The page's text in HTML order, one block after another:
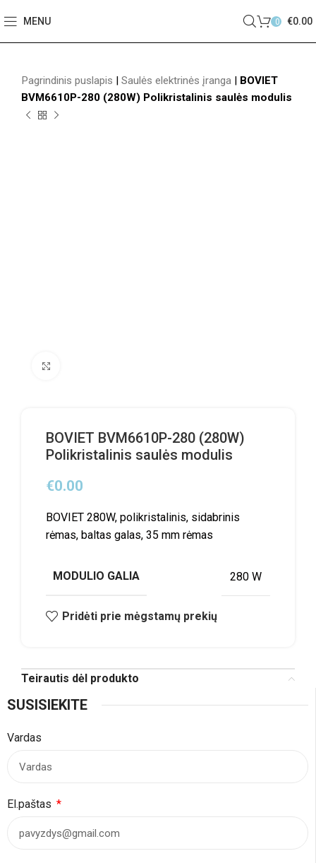
MENU 0 €0.00
Pagrindinis puslapis | Saulės elektrinės įranga | BOVIET
BVM6610P-280 (280W) Polikristalinis saulės modulis
BOVIET BVM6610P-280 (280W)
Polikristalinis saulės modulis
€0.00
BOVIET 280W, polikristalinis, sidabrinis
rėmas, baltas galas, 35 mm rėmas
MODULIO GALIA 280 W
Pridėti prie mėgstamų prekių
Teirautis dėl produkto
SUSISIEKITE
Vardas
El.paštas